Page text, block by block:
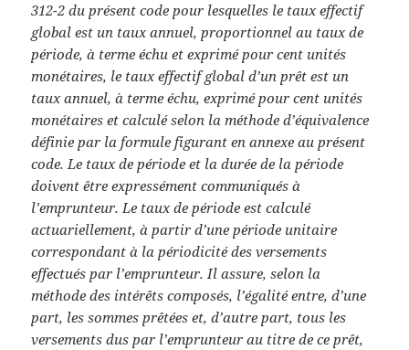
312-2 du présent code pour lesquelles le taux effectif
global est un taux annuel, proportionnel au taux de
période, à terme échu et exprimé pour cent unités
monétaires, le taux effectif global d’un prêt est un
taux annuel, à terme échu, exprimé pour cent unités
monétaires et calculé selon la méthode d’équivalence
définie par la formule figurant en annexe au présent
code. Le taux de période et la durée de la période
doivent être expressément communiqués à
l’emprunteur.Le taux de période est calculé
actuariellement, à partir d’une période unitaire
correspondant à la périodicité des versements
effectués par l’emprunteur. Il assure, selon la
méthode des intérêts composés, l’égalité entre, d’une
part, les sommes prêtées et, d’autre part, tous les
versements dus par l’emprunteur au titre de ce prêt,